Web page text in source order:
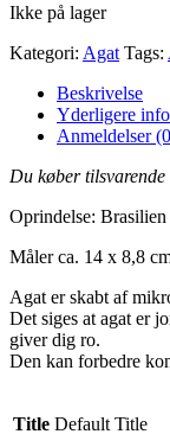
Ikke på lager
Kategori: Agat Tags:
Beskrivelse
Yderligere
Anmeldelser
Du køber
Oprindelse: Brasilien
Måler ca. 14 x 8,8
Agat er skabt af
Det siges at agat er
giver dig ro.
Den kan forbedre
Title Default Title